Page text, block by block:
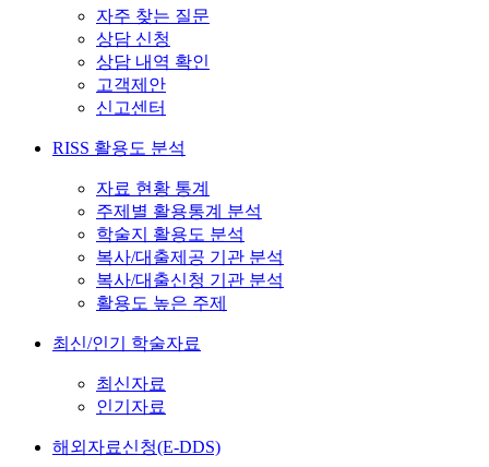
자주 찾는 질문
상담 신청
상담 내역 확인
고객제안
신고센터
RISS 활용도 분석
자료 현황 통계
주제별 활용통계 분석
학술지 활용도 분석
복사/대출제공 기관 분석
복사/대출신청 기관 분석
활용도 높은 주제
최신/인기 학술자료
최신자료
인기자료
해외자료신청(E-DDS)